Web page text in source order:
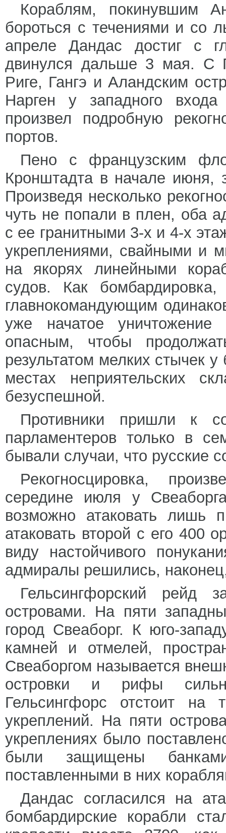
Кораблям, покинувшим
бороться с течениями и со
апреле Дандас достиг с
двинулся дальше 3 мая. С
Риге, Гангэ и Аландским
Нарген у западного
произвел подробную
портов.
Пено с французским
Кронштадта в начале июня,
Произведя несколько
чуть не попали в плен, оба
с ее гранитными 3-х и 4-х
укреплениями, свайными и
на якорях линейными
судов. Как
главнокомандующим
уже начатое
опасным, чтобы
результатом мелких стычек
местах неприятельских
безуспешной.
Противники пришли к
парламентеров только в
бывали случаи, что русские
Рекогносцировка,
середине июля у
возможно атаковать лишь
атаковать второй с его 400
виду настойчивого
адмиралы решились,
Гельсингфорский
островами. На пяти
город Свеаборг. К юго-
камней и отмелей,
Свеаборгом называется
островки и рифы
Гельсингфорс отстоит на
укреплений. На пяти
укреплениях было
были защищены
поставленными в них
Дандас согласился на
бомбардирские корабли